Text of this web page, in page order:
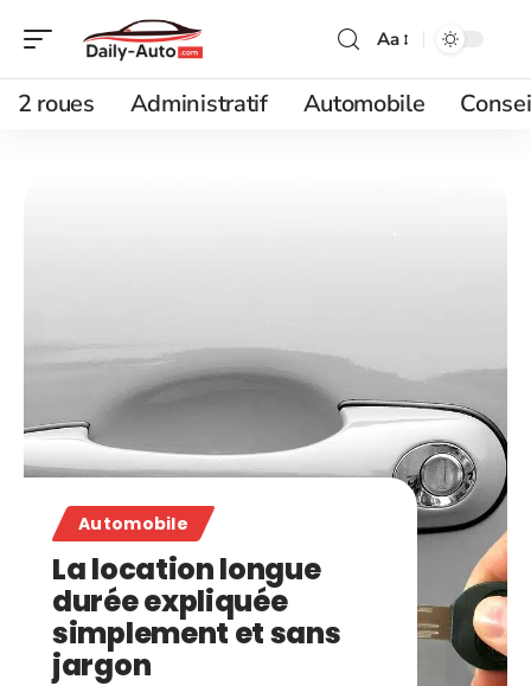
Aa
2 roues Administratif Automobile
Automobile
La location longue
durée expliquée
simplement et sans
jargon